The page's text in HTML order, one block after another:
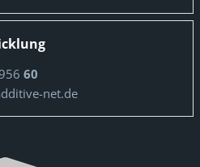
60
net.de